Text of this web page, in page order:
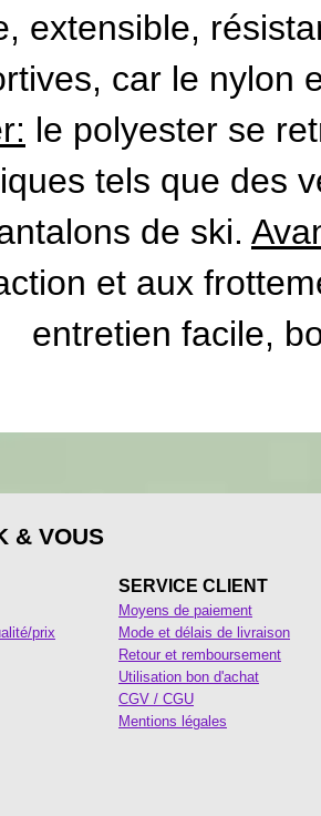
extensible,
car le nylon
le polyester se
tels que des
de ski.
et aux
entretien facile,
& VOUS
prix
SERVICE CLIENT
Moyens de paiement
Mode et délais de livraison
Retour et remboursement
Utilisation bon d'achat
CGV / CGU
Mentions légales